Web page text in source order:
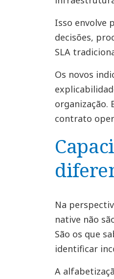
Isso envolve
decisões,
SLA
Os novos
organização.
contrato
Na
native não
São os que
identificar
A